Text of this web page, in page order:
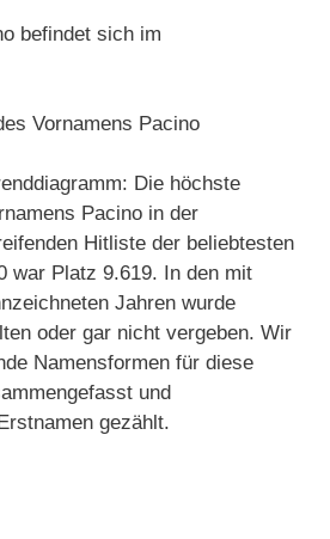
befindet sich im
Die höchste
Pacino in der
Hitliste der beliebtesten
war Platz 9.619. In den mit
Jahren wurde
oder gar nicht vergeben. Wir
Namensformen für diese
und
gezählt.